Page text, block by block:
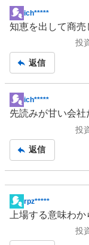
掲
示
事
ich*****
知恵を出して商売
投
返信
掲
示
事
ich*****
先読みが甘い会社
投
返信
掲
示
rpz*****
上場する意味わか
投